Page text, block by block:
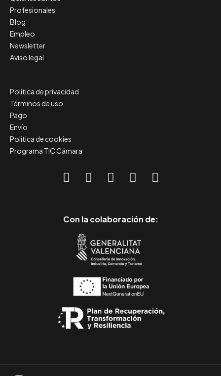
Profesionales
Blog
Empleo
Newsletter
Aviso legal
Política de privacidad
Términos de uso
Pago
Envío
Política de cookies
Programa TIC Cámara
Con la colaboración de: